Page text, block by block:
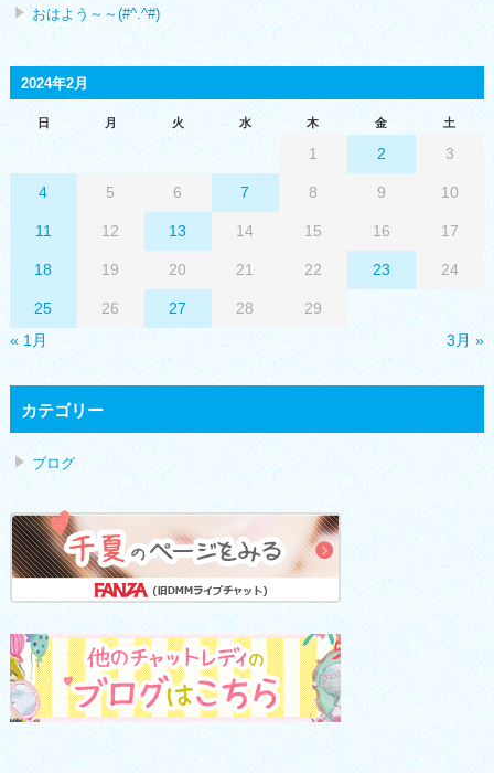
おはよう～～(#^.^#)
2024年2月
日 月 火 水 木 金 土
« 1月 3月 »
1 2 3
4 5 6 7 8 9 10
11 12 13 14 15 16 17
18 19 20 21 22 23 24
25 26 27 28 29
カテゴリー
ブログ